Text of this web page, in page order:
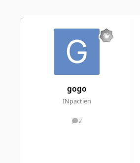
gogo
INpactien
2
messages